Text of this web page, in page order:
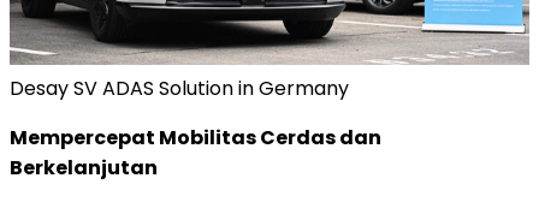
Desay SV ADAS Solution in Germany
Mempercepat Mobilitas Cerdas dan
Berkelanjutan